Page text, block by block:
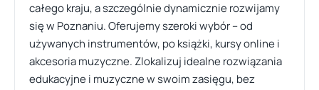
całego kraju, a szczególnie dynamicznie rozwijamy
się w Poznaniu. Oferujemy szeroki wybór – od
używanych instrumentów, po książki, kursy online i
akcesoria muzyczne. Zlokalizuj idealne rozwiązania
edukacyjne i muzyczne w swoim zasięgu, bez